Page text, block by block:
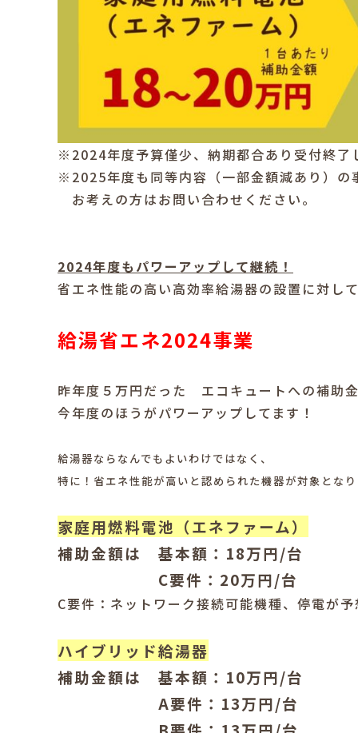
※2024年度予算僅少、納期都合あり受付終了
※2025年度も同等内容（一部金額減あり）の
お考えの方はお問い合わせください。
2024年度もパワーアップして継続！
省エネ性能の高い高効率給湯器の設置に対し
給湯省エネ2024事業
昨年度５万円だった エコキュートへの補助
今年度のほうがパワーアップしてます！
給湯器ならなんでもよいわけではなく、
特に！省エネ性能が高いと認められた機器が対象とな
家庭用燃料電池（エネファーム）
補助金額は 基本額：18万円/台
C要件：20万円/台
C要件：ネットワーク接続可能機種、停電が
ハイブリッド給湯器
補助金額は 基本額：10万円/台
A要件：13万円/台